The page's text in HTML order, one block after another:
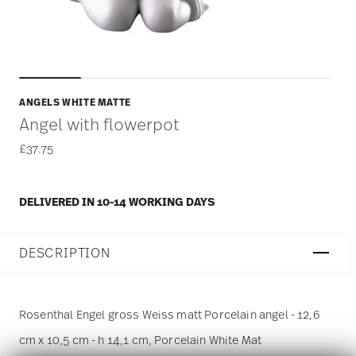
ANGELS WHITE MATTE
Angel with flowerpot
£37.75
DELIVERED IN 10-14 WORKING DAYS
DESCRIPTION
Rosenthal Engel gross Weiss matt Porcelain angel - 12,6
cm x 10,5 cm - h 14,1 cm, Porcelain White Mat